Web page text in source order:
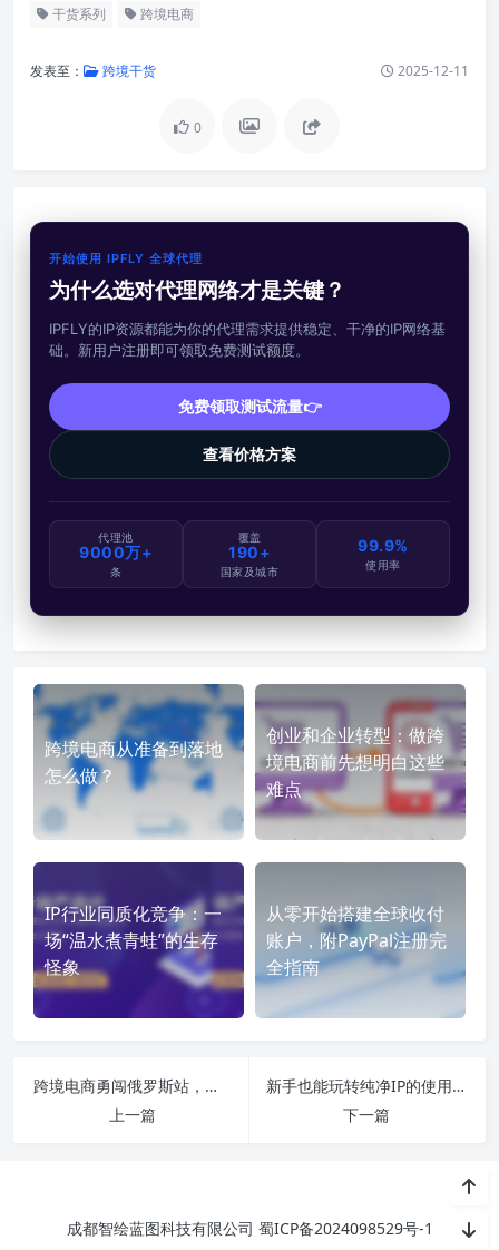
干货系列 跨境电商
发表至： 跨境干货 2025-12-11
0
开始使用 IPFLY 全球代理
为什么选对代理网络才是关键？
IPFLY的IP资源都能为你的代理需求提供稳定、干净的IP网络基
础。新用户注册即可领取免费测试额度。
免费领取测试流量👉
查看价格方案
代理池
9000万+
条
覆盖
190+
国家及城市
99.9%
使用率
跨境电商从准备到落地
怎么做？
创业和企业转型：做跨
境电商前先想明白这些
难点
IP行业同质化竞争：一
场“温水煮青蛙”的生存
怪象
从零开始搭建全球收付
账户，附PayPal注册完
全指南
跨境电商勇闯俄罗斯站，这些坑你踩过没？
上一篇
新手也能玩转纯净IP的使用技巧
下一篇
成都智绘蓝图科技有限公司 蜀ICP备2024098529号-1